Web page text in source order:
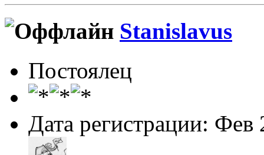
Stanislavus
Постоялец
Дата регистрации: Фев